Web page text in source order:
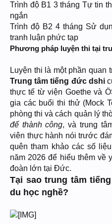
Trình độ B1 3 tháng Tự tin
ngắn
Trình độ B2 4 tháng Sử
tranh luận phức tạp
Phương pháp luyện thi tại
Luyện thi là một phần quan
Trung tâm tiếng đức dshi
thực tế từ viện Goethe và
gia các buổi thi thử (Mock
phòng thi và cách quản lý
để thành công, và trung
viên thực hành nói trước
quên tham khảo các số
năm 2026 để hiểu thêm về
đoàn lớn tại Đức.
Tại sao trung tâm
du học nghề?